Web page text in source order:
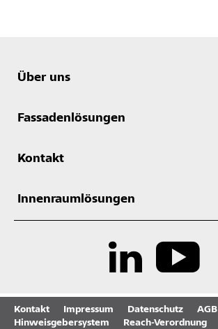
Über uns
Fassadenlösungen
Kontakt
Innenraumlösungen
Kontakt Impressum Datenschutz
AGB
Hinweisgebersystem
Reach-Verordnung